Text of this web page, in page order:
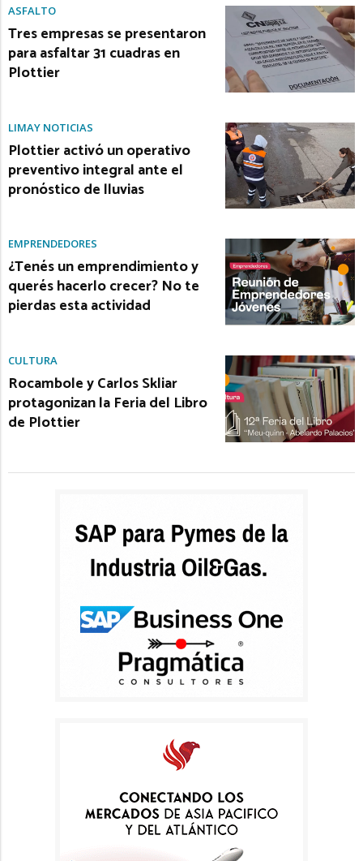
ASFALTO
Tres empresas se presentaron
para asfaltar 31 cuadras en
Plottier
LIMAY NOTICIAS
Plottier activó un operativo
preventivo integral ante el
pronóstico de lluvias
EMPRENDEDORES
¿Tenés un emprendimiento y
querés hacerlo crecer? No te
pierdas esta actividad
CULTURA
Rocambole y Carlos Skliar
protagonizan la Feria del Libro
de Plottier